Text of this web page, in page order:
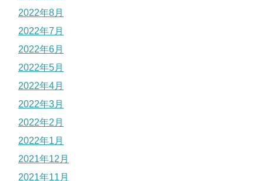
2022年8月
2022年7月
2022年6月
2022年5月
2022年4月
2022年3月
2022年2月
2022年1月
2021年12月
2021年11月